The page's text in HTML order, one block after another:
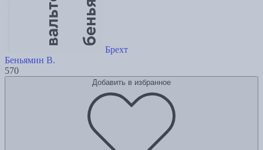
Брехт
Беньямин В.
570
Добавить в избранное